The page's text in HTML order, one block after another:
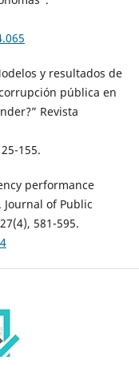
y resultados de
pública en
Revista
155.
performance
of Public
581-595.